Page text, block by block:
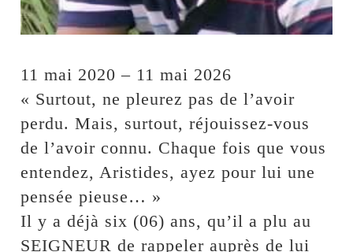
11 mai 2020 – 11 mai 2026
« Surtout, ne pleurez pas de l’avoir
perdu. Mais, surtout, réjouissez-vous
de l’avoir connu. Chaque fois que vous
entendez, Aristides, ayez pour lui une
pensée pieuse… »
Il y a déjà six (06) ans, qu’il a plu au
SEIGNEUR de rappeler auprès de lui